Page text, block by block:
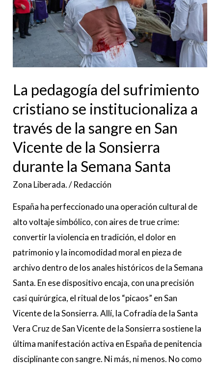
La pedagogía del sufrimiento
cristiano se institucionaliza a
través de la sangre en San
Vicente de la Sonsierra
durante la Semana Santa
Zona Liberada./Redacción
España ha perfeccionado una operación cultural de
alto voltaje simbólico, con aires de true crime:
convertir la violencia en tradición, el dolor en
patrimonio y la incomodidad moral en pieza de
archivo dentro de los anales históricos de la Semana
Santa. En ese dispositivo encaja, con una precisión
casi quirúrgica, el ritual de los “picaos” en San
Vicente de la Sonsierra. Allí, la Cofradía de la Santa
Vera Cruz de San Vicente de la Sonsierra sostiene la
última manifestación activa en España de penitencia
disciplinante con sangre. Ni más, ni menos. No como
cristiano
se
institucionaliza
través
de
la
sangre
en
San
Vicente
de
la
Sonsierra
durante
la
Semana
Santa